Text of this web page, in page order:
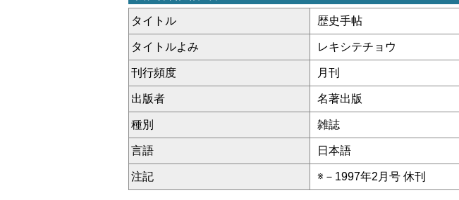
タイトル 歴史手帖
タイトルよみ レキシテチョウ
刊行頻度 月刊
出版者 名著出版
種別 雑誌
言語 日本語
注記 ※－1997年2月号 休刊